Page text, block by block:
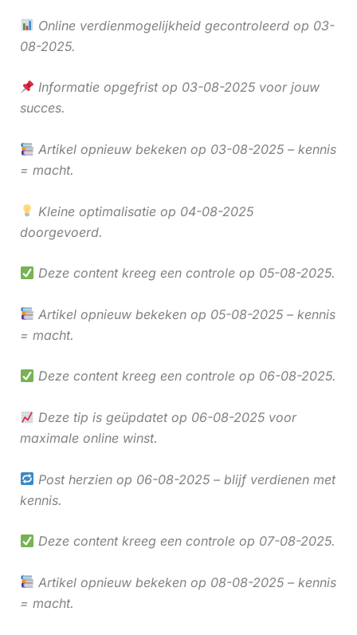
Online verdienmogelijkheid gecontroleerd op 03-
08-2025.
Informatie opgefrist op 03-08-2025 voor jouw
succes.
Artikel opnieuw bekeken op 03-08-2025 – kennis
= macht.
Kleine optimalisatie op 04-08-2025
doorgevoerd.
Deze content kreeg een controle op 05-08-2025.
Artikel opnieuw bekeken op 05-08-2025 – kennis
= macht.
Deze content kreeg een controle op 06-08-2025.
Deze tip is geüpdatet op 06-08-2025 voor
maximale online winst.
Post herzien op 06-08-2025 – blijf verdienen met
kennis.
Deze content kreeg een controle op 07-08-2025.
Artikel opnieuw bekeken op 08-08-2025 – kennis
= macht.